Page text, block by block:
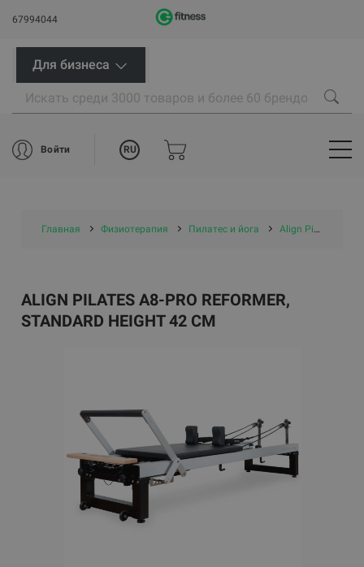
67994044
Для бизнеса
Войти RU
Главная Физиотерапия Пилатес и йога Align Pilates A8-Pro Reformer, standard height 42 cm
ALIGN PILATES A8-PRO REFORMER,
STANDARD HEIGHT 42 CM